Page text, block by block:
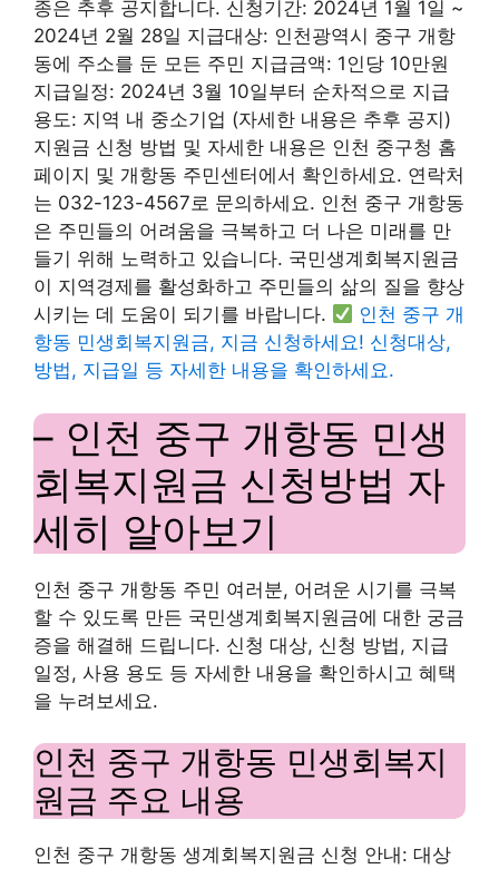
종은 추후 공지합니다. 신청기간: 2024년 1월 1일 ~
2024년 2월 28일 지급대상: 인천광역시 중구 개항
동에 주소를 둔 모든 주민 지급금액: 1인당 10만원
지급일정: 2024년 3월 10일부터 순차적으로 지급
용도: 지역 내 중소기업 (자세한 내용은 추후 공지)
지원금 신청 방법 및 자세한 내용은 인천 중구청 홈
페이지 및 개항동 주민센터에서 확인하세요. 연락처
는 032-123-4567로 문의하세요. 인천 중구 개항동
은 주민들의 어려움을 극복하고 더 나은 미래를 만
들기 위해 노력하고 있습니다. 국민생계회복지원금
이 지역경제를 활성화하고 주민들의 삶의 질을 향상
시키는 데 도움이 되기를 바랍니다.
인천 중구 개
항동 민생회복지원금, 지금 신청하세요! 신청대상,
방법, 지급일 등 자세한 내용을 확인하세요.
– 인천 중구 개항동 민생
회복지원금 신청방법 자
세히 알아보기
인천 중구 개항동 주민 여러분, 어려운 시기를 극복
할 수 있도록 만든 국민생계회복지원금에 대한 궁금
증을 해결해 드립니다. 신청 대상, 신청 방법, 지급
일정, 사용 용도 등 자세한 내용을 확인하시고 혜택
을 누려보세요.
인천 중구 개항동 민생회복지
원금 주요 내용
인천 중구 개항동 생계회복지원금 신청 안내: 대상